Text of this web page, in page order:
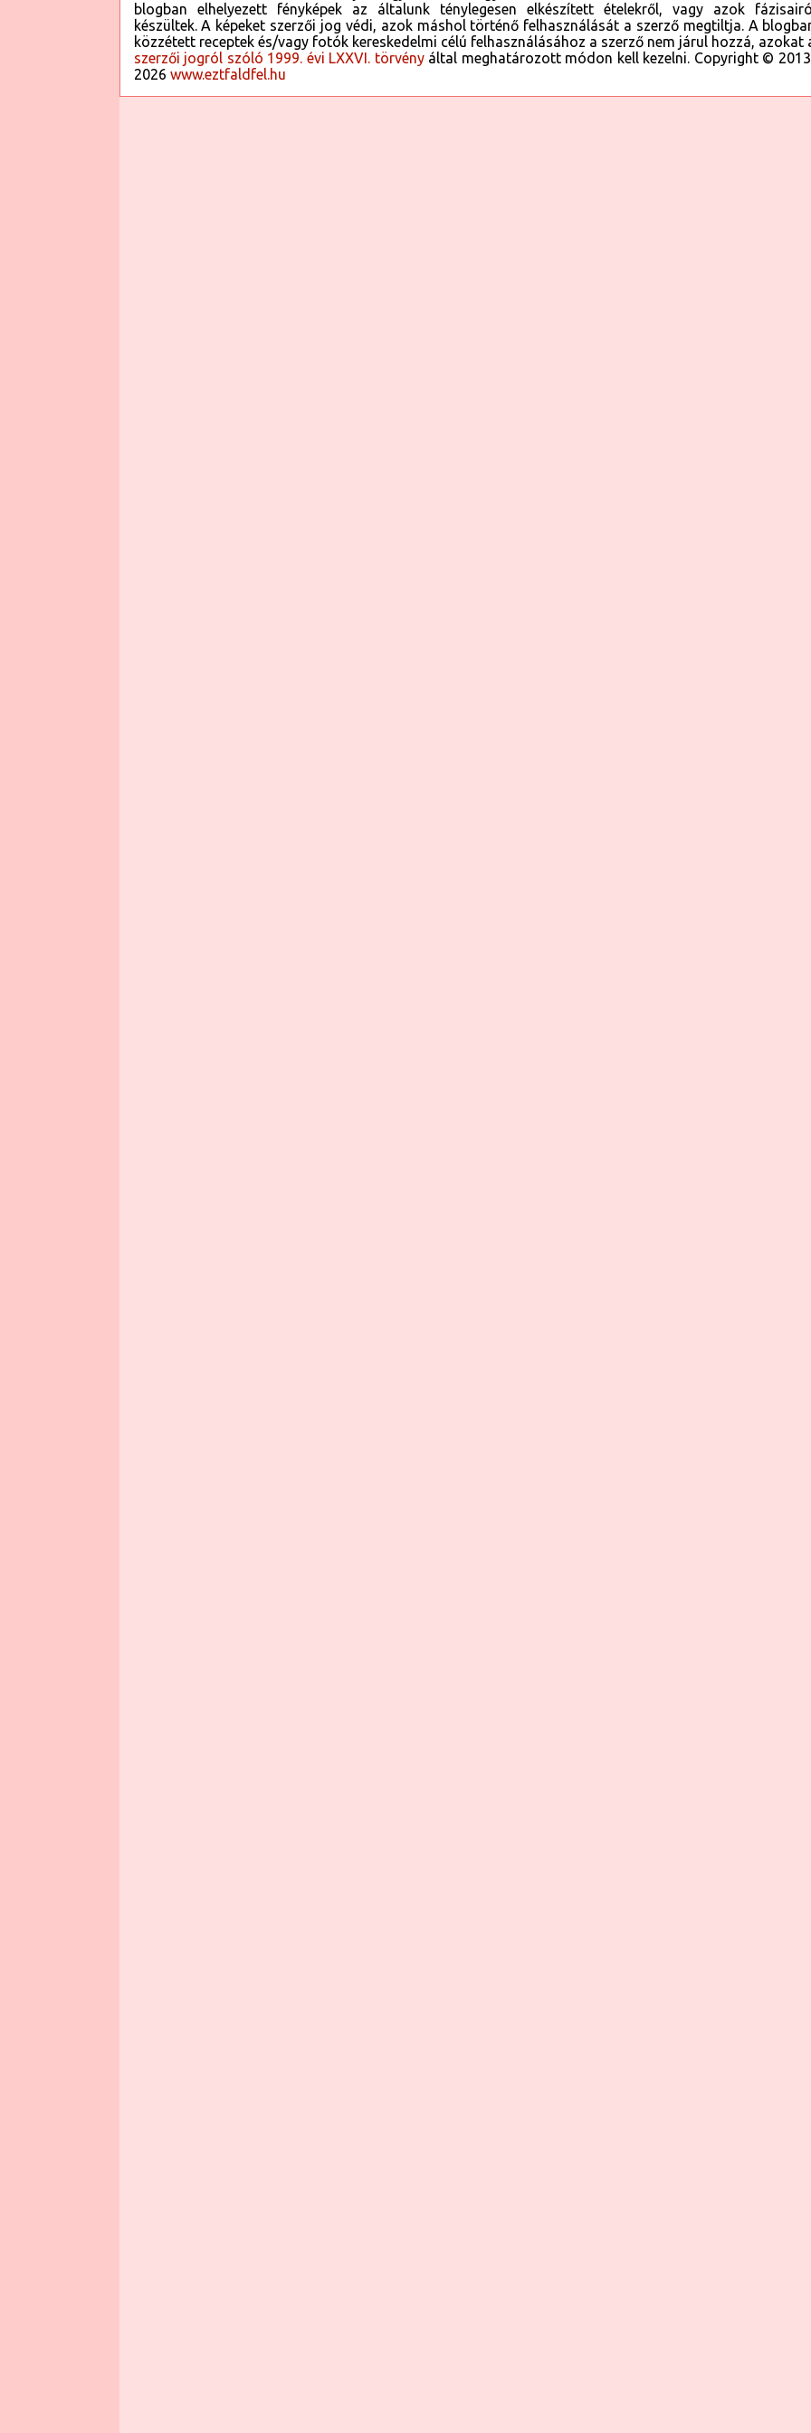
vékony szeletekre vágjuk. A tojások fehérjét apró
kockákra vágjuk, a sárgáját pedig összekeverjük a
tejföllel, majonézzel, mustárral, borssal, sóval.
Ebbe az öntetbe tesszük a hagymát, az almát, a
sonkát, a burgonyát, a tojások fehérjét, és a szintén
blogban elhelyezett fényképek az általunk ténylegesen elkészített ételekről, vagy azok
készültek. A képeket szerzői jog védi, azok máshol történő felhasználását a szerző megtiltja. A
közzétett receptek és/vagy fotók kereskedelmi célú felhasználásához a szerző nem járul hozzá, azokat
szerzői jogról szóló 1999. évi LXXVI. törvényáltal meghatározott módon kell kezelni. Copyright ©
2026 www.eztfaldfel.hu